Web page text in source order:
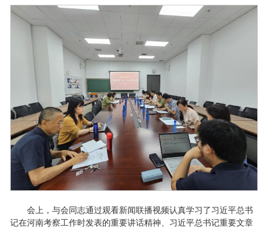
会上，与会同志通过观看新闻联播视频认真学习了习近平总书
记在河南考察工作时发表的重要讲话精神、习近平总书记重要文章